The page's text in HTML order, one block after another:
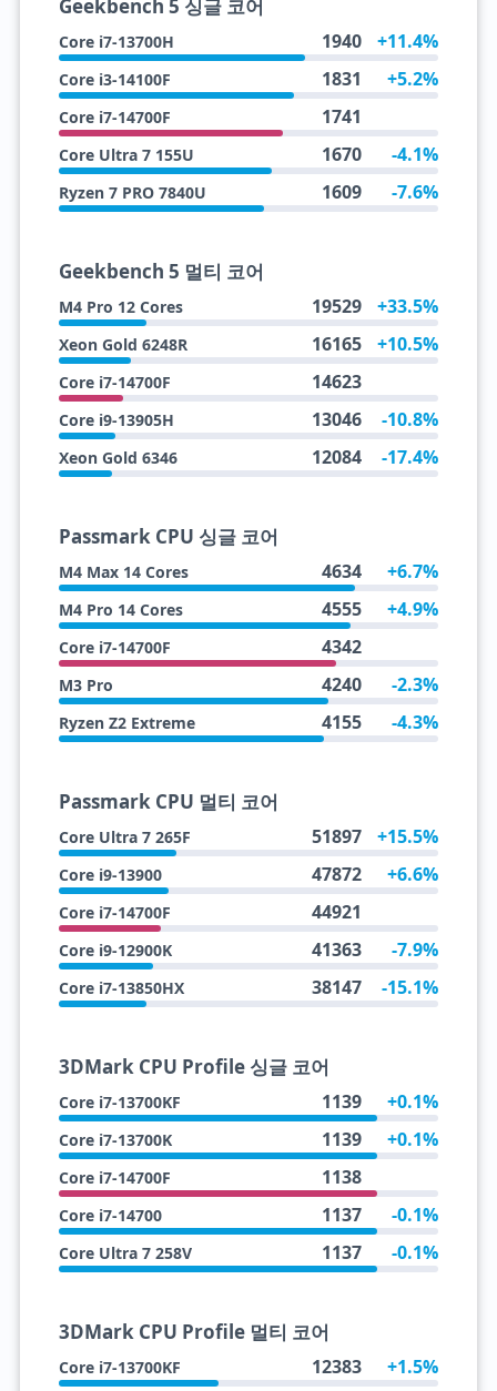
Geekbench 5 싱글 코어
Core i7-13700H 1940 +11.4%
Core i3-14100F 1831 +5.2%
Core i7-14700F 1741
Core Ultra 7 155U 1670 -4.1%
Ryzen 7 PRO 7840U 1609 -7.6%
Geekbench 5 멀티 코어
M4 Pro 12 Cores 19529 +33.5%
Xeon Gold 6248R 16165 +10.5%
Core i7-14700F 14623
Core i9-13905H 13046 -10.8%
Xeon Gold 6346 12084 -17.4%
Passmark CPU 싱글 코어
M4 Max 14 Cores 4634 +6.7%
M4 Pro 14 Cores 4555 +4.9%
Core i7-14700F 4342
M3 Pro 4240 -2.3%
Ryzen Z2 Extreme 4155 -4.3%
Passmark CPU 멀티 코어
Core Ultra 7 265F 51897 +15.5%
Core i9-13900 47872 +6.6%
Core i7-14700F 44921
Core i9-12900K 41363 -7.9%
Core i7-13850HX 38147 -15.1%
3DMark CPU Profile 싱글 코어
Core i7-13700KF 1139 +0.1%
Core i7-13700K 1139 +0.1%
Core i7-14700F 1138
Core i7-14700 1137 -0.1%
Core Ultra 7 258V 1137 -0.1%
3DMark CPU Profile 멀티 코어
Core i7-13700KF 12383 +1.5%